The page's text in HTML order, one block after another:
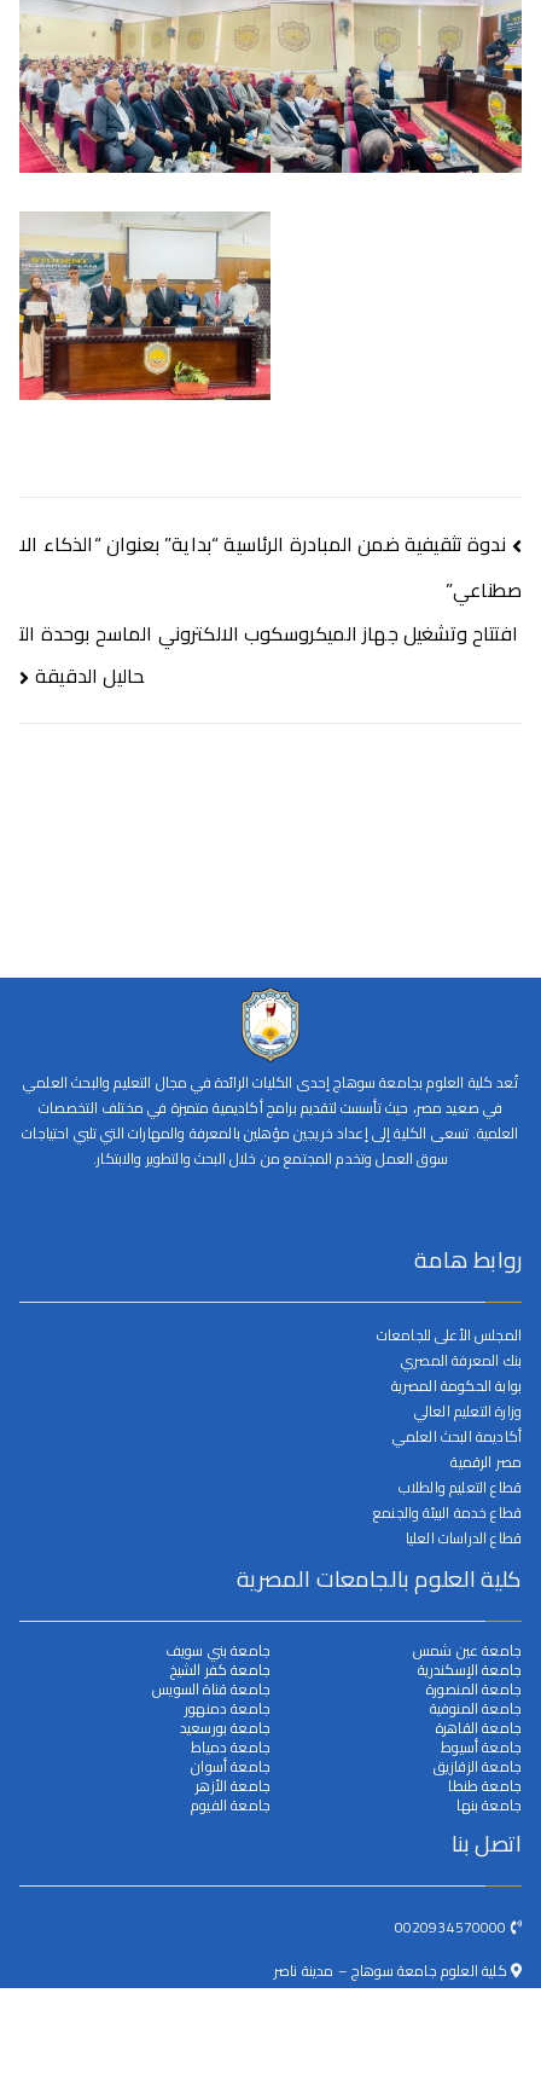
ندوة تثقيفية ضمن المبادرة الرئاسية “بداية” بعنوان “الذكاء الا
صطناعي”
افتتاح وتشغيل جهاز الميكروسكوب الالكتروني الماسح بوحدة الت
حاليل الدقيقة
تُعد كلية العلوم بجامعة سوهاج إحدى الكليات الرائدة في مجال التعليم والبحث العلمي
في صعيد مصر، حيث تأسست لتقديم برامج أكاديمية متميزة في مختلف التخصصات
العلمية. تسعى الكلية إلى إعداد خريجين مؤهلين بالمعرفة والمهارات التي تلبي احتياجات
سوق العمل وتخدم المجتمع من خلال البحث والتطوير والابتكار.
روابط هامة
المجلس الأعلى للجامعات
بنك المعرفة المصري
بوابة الحكومة المصرية
وزارة التعليم العالي
أكاديمة البحث العلمي
مصر الرقمية
قطاع التعليم والطلاب
قطاع خدمة البيئة والجنمع
قطاع الدراسات العليا
كلية العلوم بالجامعات المصرية
جامعة عين شمس
جامعة الإسكندرية
جامعة المنصورة
جامعة المنوفية
جامعة القاهرة
جامعة أسيوط
جامعة الزقازيق
جامعة طنطا
جامعة بنها
جامعة بني سويف
جامعة كفر الشيخ
جامعة قناة السويس
جامعة دمنهور
جامعة بورسعيد
جامعة دمياط
جامعة أسوان
جامعة الأزهر
جامعة الفيوم
اتصل بنا
كلية العلوم جامعة سوهاج – مدينة ناصر